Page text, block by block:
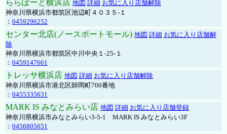
ららぽーと横浜店 地図 詳細 お気に入り店舗解除
神奈川県横浜市都筑区池辺町４０３５-１
： 0459296252
センター北店(ノースポートモール) 地図 詳細 お気に入り店舗解
除
神奈川県横浜市都筑区中川中央１-25-１
： 0459147661
トレッサ横浜店 地図 詳細 お気に入り店舗解除
神奈川県横浜市港北区師岡町700番地
： 0455335631
MARK IS みなとみらい店 地図 詳細 お気に入り店舗登録
神奈川県横浜市みなとみらい3-5-1 MARK IS みなとみらい3F
： 0456805651